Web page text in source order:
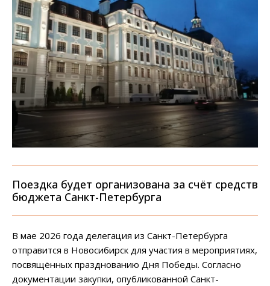
Поездка будет организована за счёт средств
бюджета Санкт-Петербурга
В мае 2026 года делегация из Санкт-Петербурга
отправится в Новосибирск для участия в мероприятиях,
посвящённых празднованию Дня Победы. Согласно
документации закупки, опубликованной Санкт-